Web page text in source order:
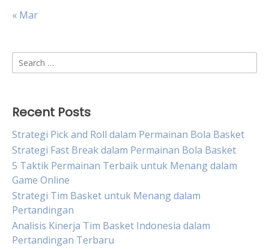
« Mar
Search
for:
Recent Posts
Strategi Pick and Roll dalam Permainan Bola Basket
Strategi Fast Break dalam Permainan Bola Basket
5 Taktik Permainan Terbaik untuk Menang dalam
Game Online
Strategi Tim Basket untuk Menang dalam
Pertandingan
Analisis Kinerja Tim Basket Indonesia dalam
Pertandingan Terbaru